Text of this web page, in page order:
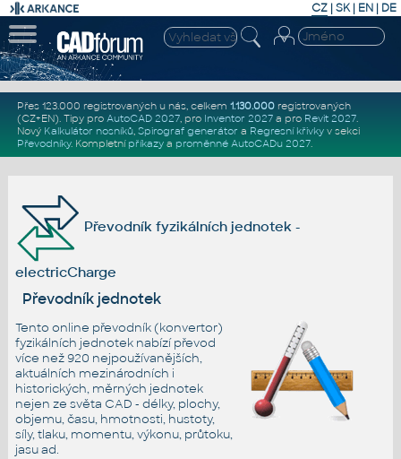
CZ | SK| EN | DE
Přes 123.000 registrovaných u nás, celkem 1.130.000registrovaných
(CZ+EN). Tipy pro AutoCAD 2027, pro Inventor 2027a pro Revit 2027.
Nový Kalkulátor nosníků, Spirograf generátor a Regresní křivkyv sekci
Převodníky. Kompletní příkazya proměnné AutoCADu 2027.
Převodník fyzikálních jednotek -
electricCharge
Převodník jednotek
Tento online převodník (konvertor)
fyzikálních jednotek nabízí převod
více než 920 nejpoužívanějších,
aktuálních mezinárodních i
historických, měrných jednotek
nejen ze světa CAD - délky, plochy,
objemu, času, hmotnosti, hustoty,
síly, tlaku, momentu, výkonu, průtoku,
jasu ad.